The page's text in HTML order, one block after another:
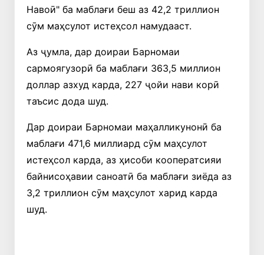
Навоӣ" ба маблағи беш аз 42,2 триллион
сӯм маҳсулот истеҳсол намудааст.
Аз ҷумла, дар доираи Барномаи
сармоягузорӣ ба маблағи 363,5 миллион
доллар азхуд карда, 227 ҷойи нави корӣ
таъсис дода шуд.
Дар доираи Барномаи маҳалликунонӣ ба
маблағи 471,6 миллиард сӯм маҳсулот
истеҳсол карда, аз ҳисоби кооператсияи
байнисоҳавии саноатӣ ба маблағи зиёда аз
3,2 триллион сӯм маҳсулот харид карда
шуд.